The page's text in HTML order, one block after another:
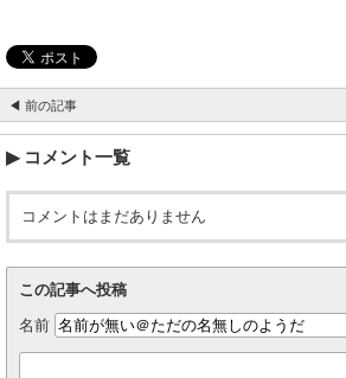
◀ 前の記事
コメント一覧
コメントはまだありません
この記事へ投稿
名前